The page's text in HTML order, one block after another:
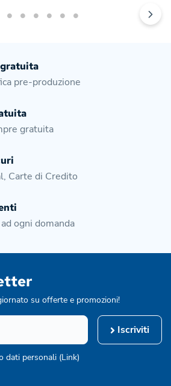
gratuita
pre-produzione
gratuita
Carte di Credito
ogni domanda
su offerte e promozioni!
Iscriviti
dati personali (Link)